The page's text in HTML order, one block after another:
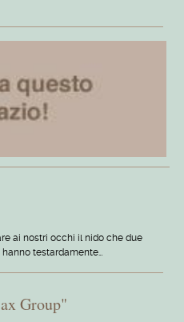
ai nostri occhi il nido che due
testardamente…
Group"